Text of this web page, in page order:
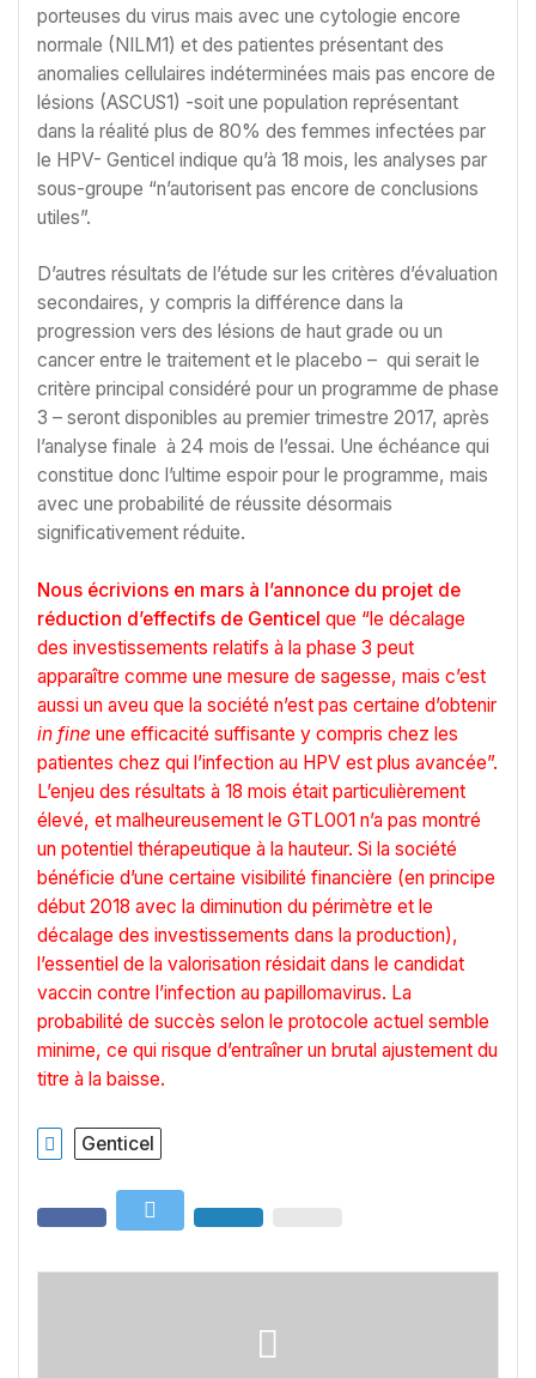
porteuses du virus mais avec une cytologie encore
normale (NILM1) et des patientes présentant des
anomalies cellulaires indéterminées mais pas encore de
lésions (ASCUS1) -soit une population représentant
dans la réalité plus de 80% des femmes infectées par
le HPV- Genticel indique qu’à 18 mois, les analyses par
sous-groupe “n’autorisent pas encore de conclusions
utiles”.
D’autres résultats de l’étude sur les critères d’évaluation
secondaires, y compris la différence dans la
progression vers des lésions de haut grade ou un
cancer entre le traitement et le placebo – qui serait le
critère principal considéré pour un programme de phase
3 – seront disponibles au premier trimestre 2017, après
l’analyse finale à 24 mois de l’essai. Une échéance qui
constitue donc l’ultime espoir pour le programme, mais
avec une probabilité de réussite désormais
significativement réduite.
Nous écrivions en mars à l’annonce du projet de
réduction d’effectifs de Genticel que “le décalage
des investissements relatifs à la phase 3 peut
apparaître comme une mesure de sagesse, mais c’est
aussi un aveu que la société n’est pas certaine d’obtenir
in fine une efficacité suffisante y compris chez les
patientes chez qui l’infection au HPV est plus avancée”.
L’enjeu des résultats à 18 mois était particulièrement
élevé, et malheureusement le GTL001 n’a pas montré
un potentiel thérapeutique à la hauteur. Si la société
bénéficie d’une certaine visibilité financière (en principe
début 2018 avec la diminution du périmètre et le
décalage des investissements dans la production),
l’essentiel de la valorisation résidait dans le candidat
vaccin contre l’infection au papillomavirus. La
probabilité de succès selon le protocole actuel semble
minime, ce qui risque d’entraîner un brutal ajustement du
titre à la baisse.
Genticel